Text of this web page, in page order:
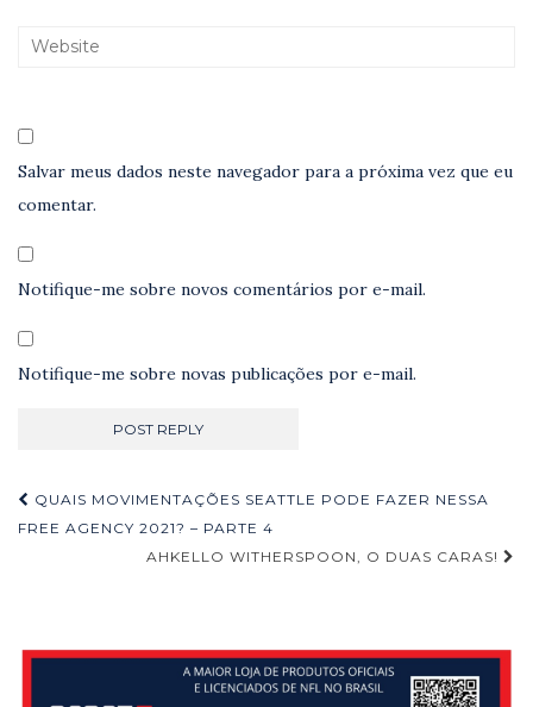
Salvar meus dados neste navegador para a próxima vez que eu
comentar.
Notifique-me sobre novos comentários por e-mail.
Notifique-me sobre novas publicações por e-mail.
Navegação
de
QUAIS MOVIMENTAÇÕES SEATTLE PODE FAZER NESSA
FREE AGENCY 2021? – PARTE 4
AHKELLO WITHERSPOON, O DUAS CARAS!